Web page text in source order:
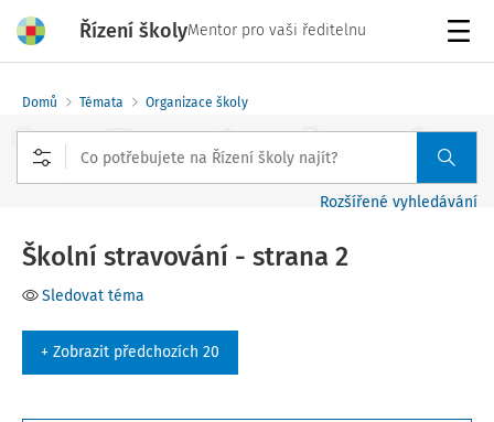
Řízení školyMentor pro vaši ředitelnu
Domů Témata Organizace školy
Rozšířené vyhledávání
Školní stravování - strana 2
Sledovat téma
+ Zobrazit předchozích 20